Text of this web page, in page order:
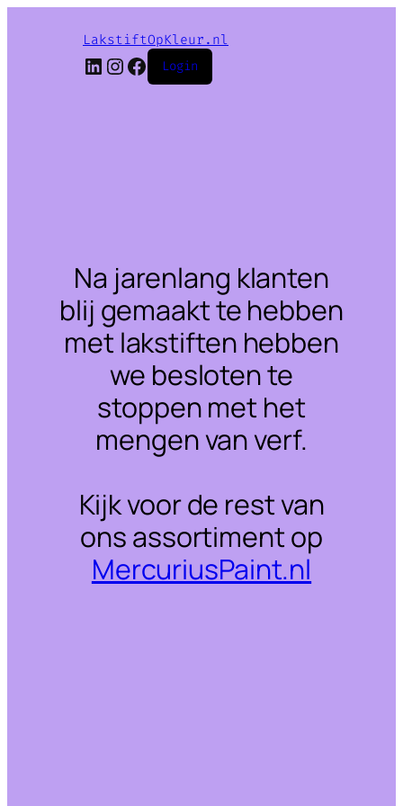
LakstiftOpKleur.nl
LinkedIn
Instagram
Facebook
Login
Na jarenlang klanten
blij gemaakt te hebben
met lakstiften hebben
we besloten te
stoppen met het
mengen van verf.
Kijk voor de rest van
ons assortiment op
MercuriusPaint.nl